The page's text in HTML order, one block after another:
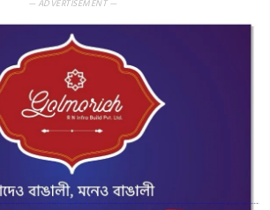
— ADVERTISEMENT —